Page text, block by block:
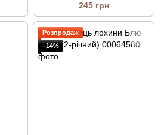
245 грн
Розпродаж
−14%